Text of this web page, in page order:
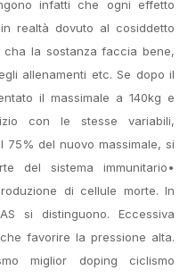
infatti che ogni effetto
realtà dovuto al cosiddetto
cha la sostanza faccia bene,
allenamenti etc. Se dopo il
il massimale a 140kg e
con le stesse variabili,
del nuovo massimale, si
del sistema immunitario•
di cellule morte. In
si distinguono. Eccessiva
favorire la pressione alta.
miglior doping ciclismo